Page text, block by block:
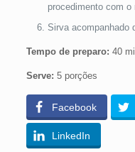
procedimento com o
Sirva acompanhado
Tempo de preparo: 40
Serve: 5 porções
Facebook
LinkedIn